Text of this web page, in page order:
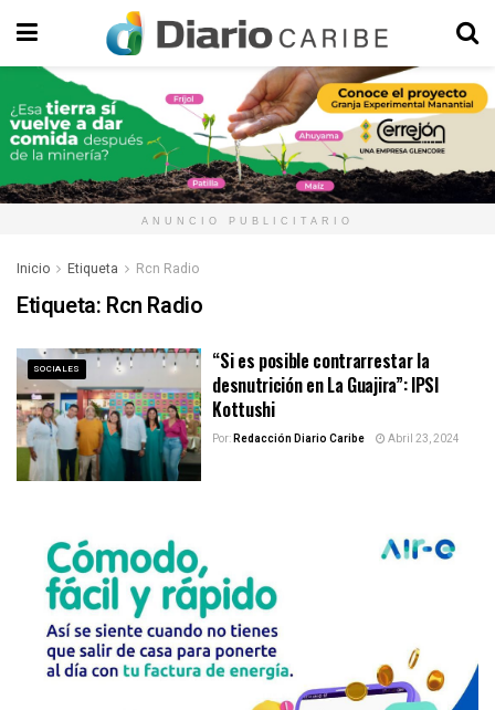
ANUNCIO PUBLICITARIO
Inicio Etiqueta Rcn Radio
Etiqueta: Rcn Radio
SOCIALES
“Si es posible contrarrestar la
desnutrición en La Guajira”: IPSI
Kottushi
Por:Redacción Diario Caribe Abril 23, 2024